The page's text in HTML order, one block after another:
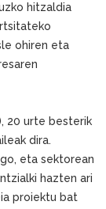
hitzaldia
ohiren eta
20 urte besterik
dira.
eta sektorean
hazten ari
proiektu bat